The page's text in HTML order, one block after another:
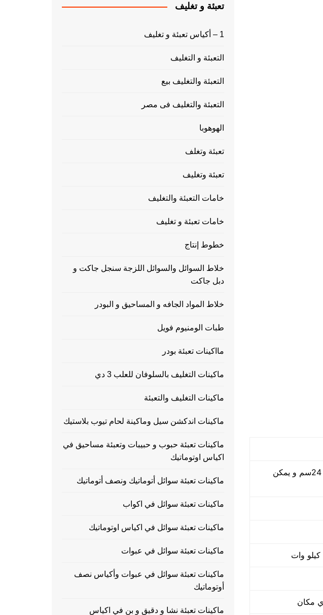
طول الكيس من 10 سم الي 32 سم وعرض من 10 سم الي 24سم و يمكن
تعبئة و تغليف
1 – أكياس تعبئة و تغليف
التعبئة و التغليف
التعبئة والتغليف بيع
التعبئة والتغليف فى مصر
الهوهوبا
تعبئة وتغلف
تعبئة وتغليف
خامات التعبئة والتغليف
خامات تعبئة و تغليف
خطوط إنتاج
خلاط السوائل والسوائل اللزجة سنجل جاكت و
دبل جاكت
خلاط المواد الجافه و المساحيق و البودر
طبات الومنيوم فويل
مااكينات تعبئة بودر
ماكينات التغليف بالسلوفان للعلب 3 دي
ماكينات التغليف والتعبئة
ماكينات اندكشن سيل وماكينة لحام تيوب بلاستيك
ماكينات تعبئة حبوب و حبيبات وتعبئة مساحيق في
اكياس اوتوماتيك
ماكينات تعبئة سوائل أتوماتيك ونصف أتوماتيك
ماكينات تعبئة سوائل في اكواب
ماكينات تعبئة سوائل في اكياس اوتوماتيك
ماكينات تعبئة سوائل في عبوات
ماكينات تعبئة سوائل في عبوات وأكياس نصف
أوتوماتيك
ماكينات تعبئة نشا و دقيق و بن في اكياس